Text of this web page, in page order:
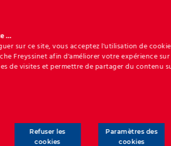
…
sur ce site, vous acceptez l'utilisation de
Freyssinet afin d'améliorer votre expérience
de visites et permettre de partager du contenu
Refuser les
cookies
Paramètres des
cookies